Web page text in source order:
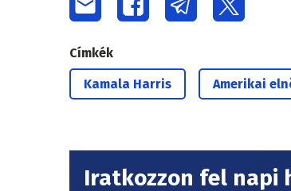
Címkék
Kamala Harris Amerikai
Iratkozzon fel napi